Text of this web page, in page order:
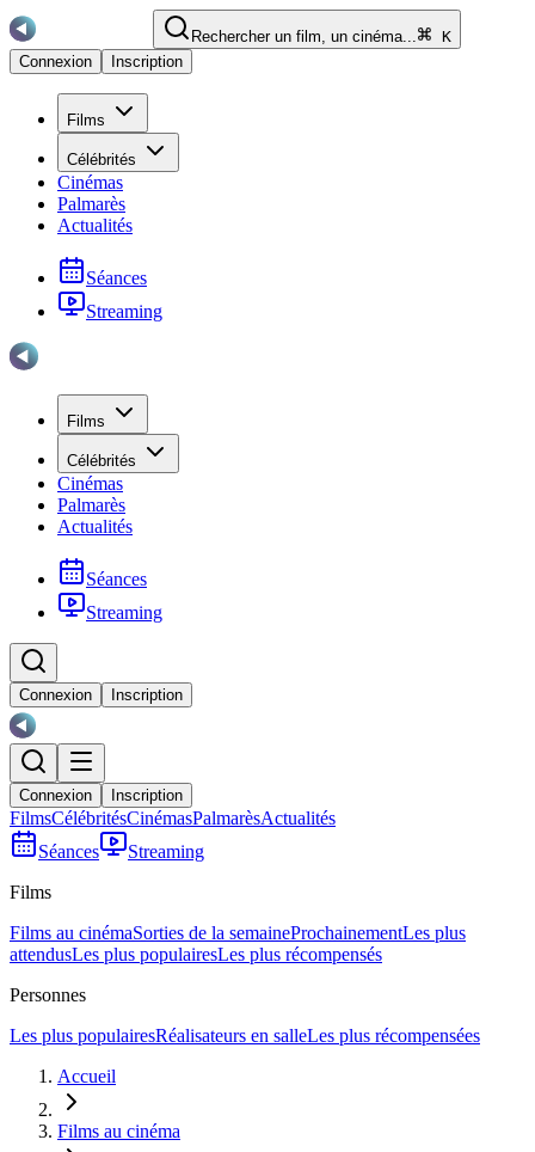
Rechercher un film, un cinéma...
K
Connexion
Inscription
Films
Célébrités
Cinémas
Palmarès
Actualités
Séances
Streaming
Films
Célébrités
Cinémas
Palmarès
Actualités
Séances
Streaming
Connexion Inscription
Connexion Inscription
FilmsCélébritésCinémasPalmarèsActualités
Séances
Streaming
Films
Films au cinémaSorties de la semaineProchainementLes plus
attendusLes plus populairesLes plus récompensés
Personnes
Les plus populairesRéalisateurs en salleLes plus récompensées
Accueil
Films au cinéma